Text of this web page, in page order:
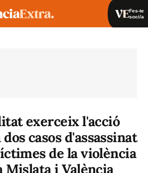
Fes-te
soci/a
exerceix l'acció
casos d'assassinat
de la violència
Mislata i València